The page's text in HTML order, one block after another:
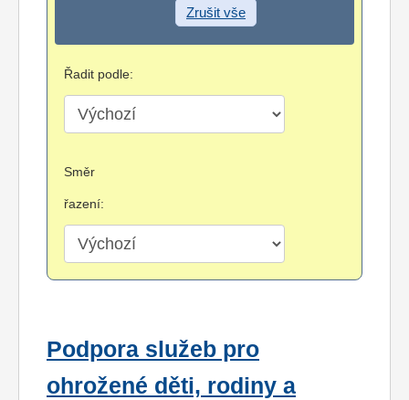
Zrušit vše
Řadit podle:
Směr
řazení:
Podpora služeb pro
ohrožené děti, rodiny a